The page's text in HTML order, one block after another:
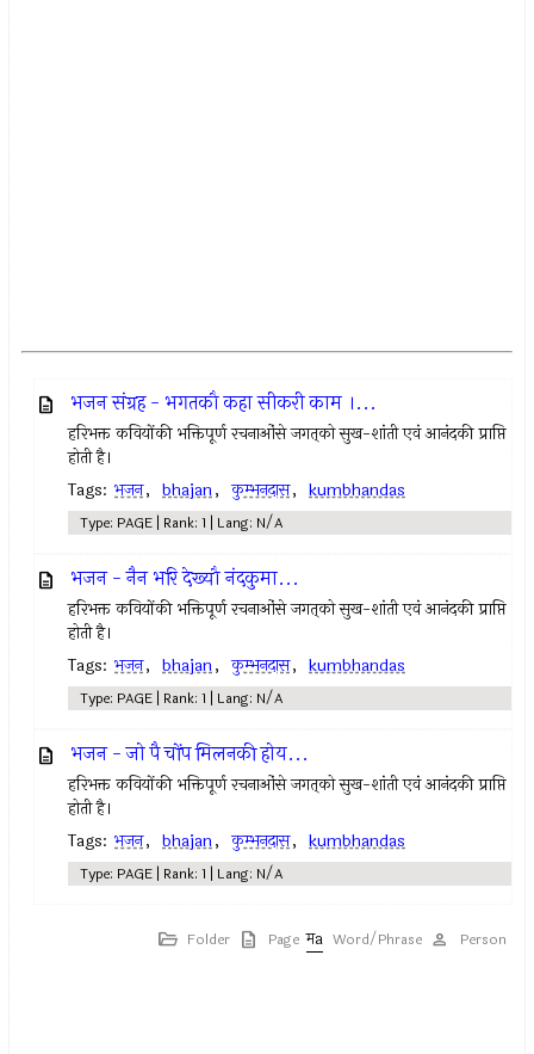
भजन संग्रह - भगतकौ कहा सीकरी काम ।...
हरिभक्त कवियोंकी भक्तिपूर्ण रचनाओंसे जगत्‌को सुख-शांती एवं आनंदकी प्राप्ति
होती है।
Tags: भजन, bhajan, कुम्भनदास, kumbhandas
Type: PAGE | Rank: 1 | Lang: N/A
भजन - नैन भरि देख्यौ नंदकुमा...
हरिभक्त कवियोंकी भक्तिपूर्ण रचनाओंसे जगत्‌को सुख-शांती एवं आनंदकी प्राप्ति
होती है।
Tags: भजन, bhajan, कुम्भनदास, kumbhandas
Type: PAGE | Rank: 1 | Lang: N/A
भजन - जो पै चोंप मिलनकी होय...
हरिभक्त कवियोंकी भक्तिपूर्ण रचनाओंसे जगत्‌को सुख-शांती एवं आनंदकी प्राप्ति
होती है।
Tags: भजन, bhajan, कुम्भनदास, kumbhandas
Type: PAGE | Rank: 1 | Lang: N/A
Folder Page Word/Phrase Person